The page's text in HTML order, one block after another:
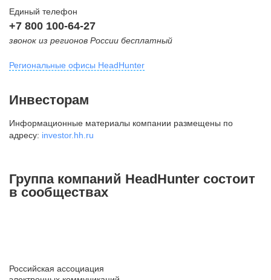
Единый телефон
+7 800 100-64-27
звонок из регионов России бесплатный
Региональные офисы HeadHunter
внутригородская территория
Муниципальный округ Тверской,
2-я Брестская ул., д. 48,
+7 495 980-64-27
ул. Жуковского, д. 19, особняк
Инвесторам
Информационные материалы компании размещены по
адресу: investor.hh.ru
Группа компаний HeadHunter состоит
в сообществах
Российская ассоциация